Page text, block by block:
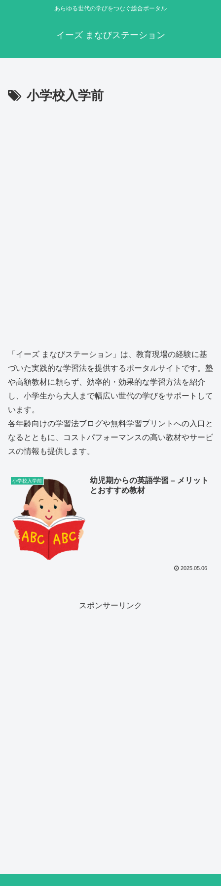
あらゆる世代の学びをつなぐ総合ポータル
イーズ まなびステーション
小学校入学前
「イーズ まなびステーション」は、教育現場の経験に基
づいた実践的な学習法を提供するポータルサイトです。塾
や高額教材に頼らず、効率的・効果的な学習方法を紹介
し、小学生から大人まで幅広い世代の学びをサポートして
います。
各年齢向けの学習法ブログや無料学習プリントへの入口と
なるとともに、コストパフォーマンスの高い教材やサービ
スの情報も提供します。
小学校入学前
幼児期からの英語学習 – メリット
とおすすめ教材
2025.05.06
スポンサーリンク